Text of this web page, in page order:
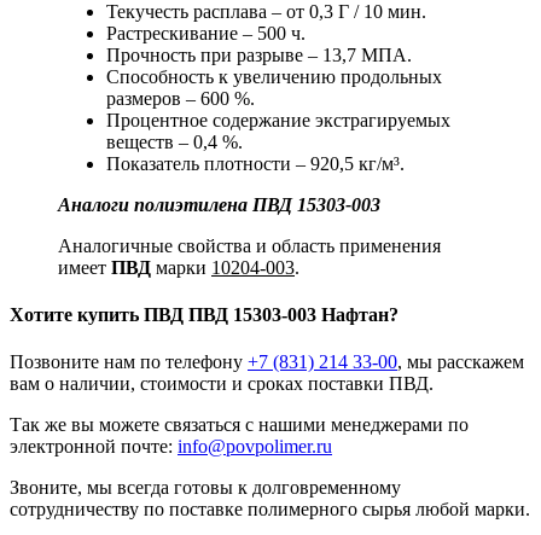
Текучесть расплава – от 0,3 Г / 10 мин.
Растрескивание – 500 ч.
Прочность при разрыве – 13,7 МПА.
Способность к увеличению продольных
размеров – 600 %.
Процентное содержание экстрагируемых
веществ – 0,4 %.
Показатель плотности – 920,5 кг/м³.
Аналоги полиэтилена ПВД 15303-003
Аналогичные свойства и область применения
имеет ПВД марки 10204-003.
Хотите купить ПВД ПВД 15303-003 Нафтан?
Позвоните нам по телефону +7 (831) 214 33-00, мы расскажем
вам о наличии, стоимости и сроках поставки ПВД.
Так же вы можете связаться с нашими менеджерами по
электронной почте: info@povpolimer.ru
Звоните, мы всегда готовы к долговременному
сотрудничеству по поставке полимерного сырья любой марки.